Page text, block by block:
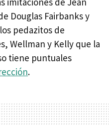
Douglas Fairbanks y
pedazitos de
Wellman y Kelly que la
tiene puntuales
.